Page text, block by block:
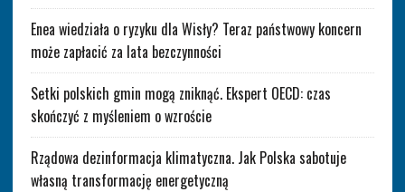
Enea wiedziała o ryzyku dla Wisły? Teraz państwowy koncern
może zapłacić za lata bezczynności
Setki polskich gmin mogą zniknąć. Ekspert OECD: czas
skończyć z myśleniem o wzroście
Rządowa dezinformacja klimatyczna. Jak Polska sabotuje
własną transformację energetyczną